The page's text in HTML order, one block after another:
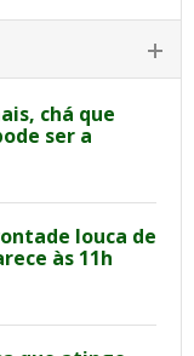
chá que
ser a
louca de
às 11h